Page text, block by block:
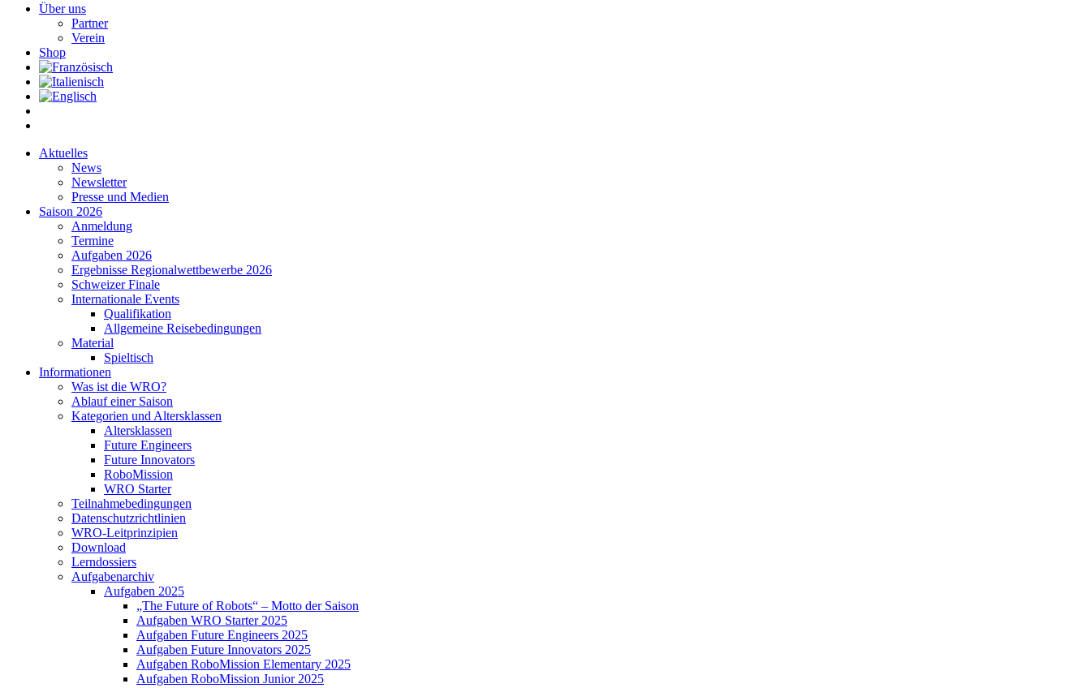
Über uns
Partner
Verein
Shop
Aktuelles
News
Newsletter
Presse und Medien
Saison 2026
Anmeldung
Termine
Aufgaben 2026
Ergebnisse Regionalwettbewerbe 2026
Schweizer Finale
Internationale Events
Qualifikation
Allgemeine Reisebedingungen
Material
Spieltisch
Informationen
Was ist die WRO?
Ablauf einer Saison
Kategorien und Altersklassen
Altersklassen
Future Engineers
Future Innovators
RoboMission
WRO Starter
Teilnahmebedingungen
Datenschutzrichtlinien
WRO-Leitprinzipien
Download
Lerndossiers
Aufgabenarchiv
Aufgaben 2025
„The Future of Robots“ – Motto der Saison
Aufgaben WRO Starter 2025
Aufgaben Future Engineers 2025
Aufgaben Future Innovators 2025
Aufgaben RoboMission Elementary 2025
Aufgaben RoboMission Junior 2025